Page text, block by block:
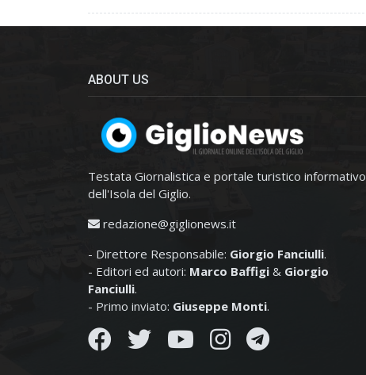
ABOUT US
Testata Giornalistica e portale turistico informativo
dell'Isola del Giglio.
redazione@giglionews.it
- Direttore Responsabile: Giorgio Fanciulli.
- Editori ed autori: Marco Baffigi & Giorgio
Fanciulli.
- Primo inviato: Giuseppe Monti.